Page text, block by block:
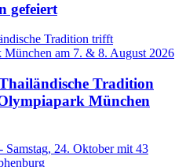
gefeiert
Tradition
München